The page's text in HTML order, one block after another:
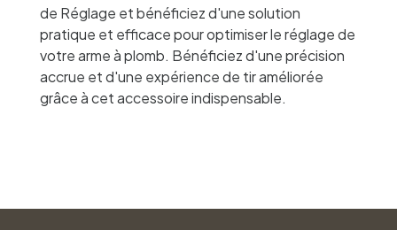
de Réglage et bénéficiez d'une solution
pratique et efficace pour optimiser le réglage de
votre arme à plomb. Bénéficiez d'une précision
accrue et d'une expérience de tir améliorée
grâce à cet accessoire indispensable.